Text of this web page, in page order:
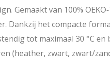
Gemaakt van 100%
het compacte
tot maximaal 30 °C en
(heather, zwart, zwart/